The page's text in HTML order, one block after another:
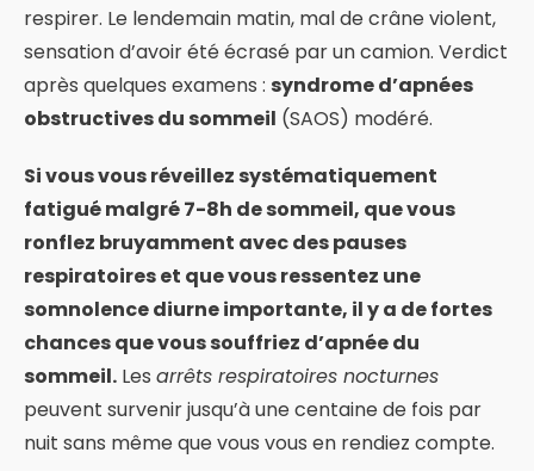
respirer. Le lendemain matin, mal de crâne violent,
sensation d’avoir été écrasé par un camion. Verdict
après quelques examens : syndrome d’apnées
obstructives du sommeil (SAOS) modéré.
Si vous vous réveillez systématiquement
fatigué malgré 7-8h de sommeil, que vous
ronflez bruyamment avec des pauses
respiratoires et que vous ressentez une
somnolence diurne importante, il y a de fortes
chances que vous souffriez d’apnée du
sommeil. Les arrêts respiratoires nocturnes
peuvent survenir jusqu’à une centaine de fois par
nuit sans même que vous vous en rendiez compte.